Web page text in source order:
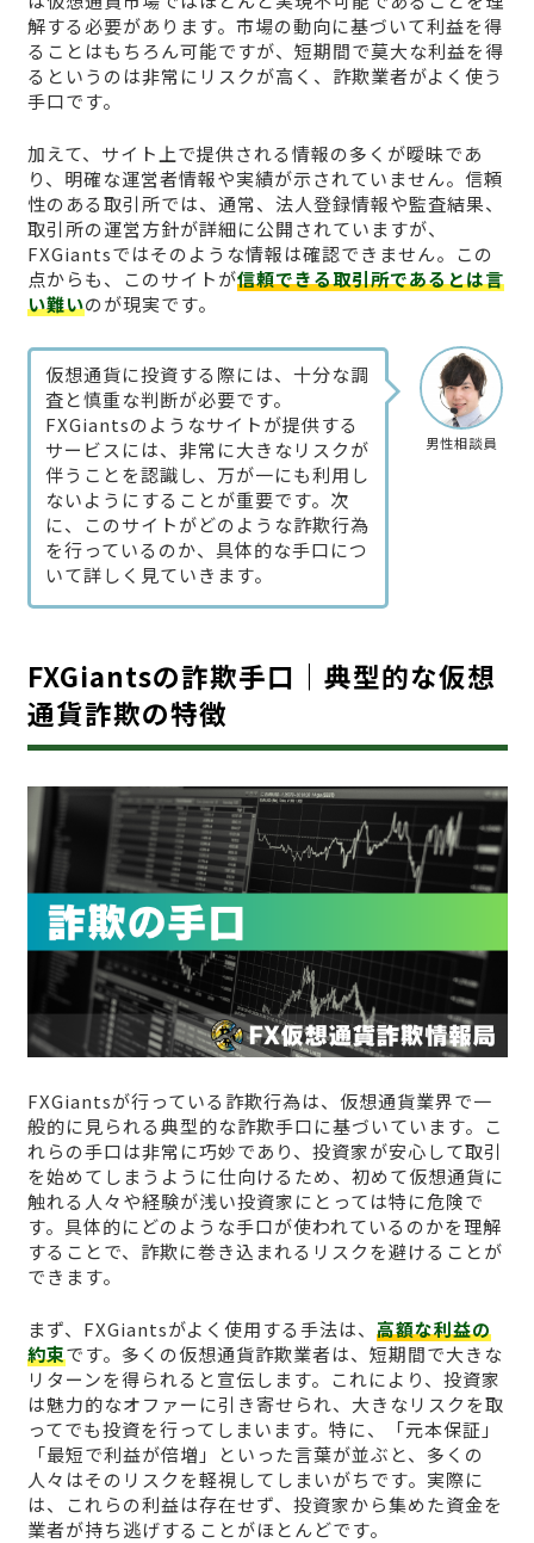
解する必要があります。市場の動向に基づいて利益を得
ることはもちろん可能ですが、短期間で莫大な利益を得
るというのは非常にリスクが高く、詐欺業者がよく使う
手口です。
加えて、サイト上で提供される情報の多くが曖昧であ
り、明確な運営者情報や実績が示されていません。信頼
性のある取引所では、通常、法人登録情報や監査結果、
取引所の運営方針が詳細に公開されていますが、
FXGiantsではそのような情報は確認できません。この
点からも、このサイトが信頼できる取引所であるとは言
い難いのが現実です。
男性相談員
仮想通貨に投資する際には、十分な調
査と慎重な判断が必要です。
FXGiantsのようなサイトが提供する
サービスには、非常に大きなリスクが
伴うことを認識し、万が一にも利用し
ないようにすることが重要です。次
に、このサイトがどのような詐欺行為
を行っているのか、具体的な手口につ
いて詳しく見ていきます。
FXGiantsの詐欺手口｜典型的な仮想
通貨詐欺の特徴
FXGiantsが行っている詐欺行為は、仮想通貨業界で一
般的に見られる典型的な詐欺手口に基づいています。こ
れらの手口は非常に巧妙であり、投資家が安心して取引
を始めてしまうように仕向けるため、初めて仮想通貨に
触れる人々や経験が浅い投資家にとっては特に危険で
す。具体的にどのような手口が使われているのかを理解
することで、詐欺に巻き込まれるリスクを避けることが
できます。
まず、FXGiantsがよく使用する手法は、 高額な利益の
約束です。多くの仮想通貨詐欺業者は、短期間で大きな
リターンを得られると宣伝します。これにより、投資家
は魅力的なオファーに引き寄せられ、大きなリスクを取
ってでも投資を行ってしまいます。特に、「元本保証」
「最短で利益が倍増」といった言葉が並ぶと、多くの
人々はそのリスクを軽視してしまいがちです。実際に
は、これらの利益は存在せず、投資家から集めた資金を
業者が持ち逃げすることがほとんどです。